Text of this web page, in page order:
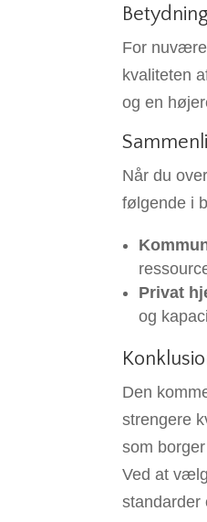
For
kvaliteten
og en
Når du
følgende i
Privat
og
Den
strengere
som
Ved at
standarder